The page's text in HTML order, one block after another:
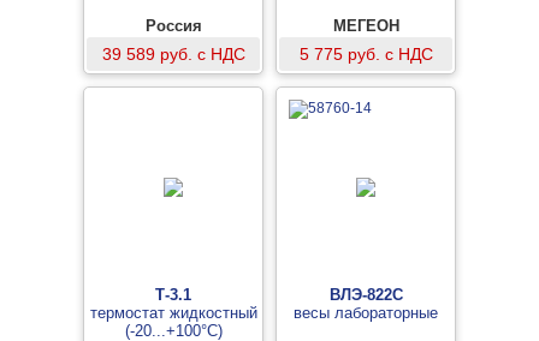
Россия
39 589 руб. с НДС
МЕГЕОН
5 775 руб. с НДС
Т-3.1
термостат жидкостный
(-20...+100°С)
ВЛЭ-822С
весы лабораторные